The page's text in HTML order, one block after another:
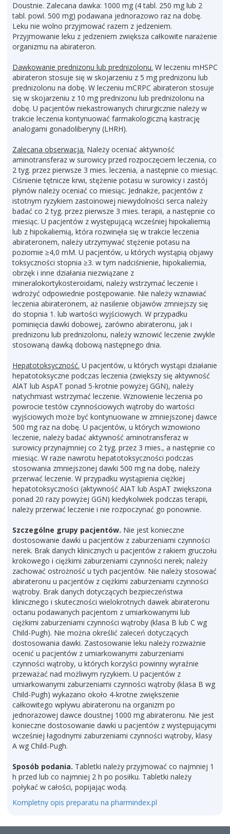
Doustnie. Zalecana dawka: 1000 mg (4 tabl. 250 mg lub 2
tabl. powl. 500 mg) podawana jednorazowo raz na dobę.
Leku nie wolno przyjmować razem z jedzeniem.
Przyjmowanie leku z jedzeniem zwiększa całkowite narażenie
organizmu na abirateron.
Dawkowanie prednizonu lub prednizolonu. W leczeniu mHSPC
abirateron stosuje się w skojarzeniu z 5 mg prednizonu lub
prednizolonu na dobę. W leczeniu mCRPC abirateron stosuje
się w skojarzeniu z 10 mg prednizonu lub prednizolonu na
dobę. U pacjentów niekastrowanych chirurgicznie należy w
trakcie leczenia kontynuować farmakologiczną kastrację
analogami gonadoliberyny (LHRH).
Zalecana obserwacja. Należy oceniać aktywność
aminotransferaz w surowicy przed rozpoczęciem leczenia, co
2 tyg. przez pierwsze 3 mies. leczenia, a następnie co miesiąc.
Ciśnienie tętnicze krwi, stężenie potasu w surowicy i zastój
płynów należy oceniać co miesiąc. Jednakże, pacjentów z
istotnym ryzykiem zastoinowej niewydolności serca należy
badać co 2 tyg. przez pierwsze 3 mies. terapii, a następnie co
miesiąc. U pacjentów z występującą wcześniej hipokaliemią
lub z hipokaliemią, która rozwinęła się w trakcie leczenia
abirateronem, należy utrzymywać stężenie potasu na
poziomie ≥4,0 mM. U pacjentów, u których wystąpią objawy
toksyczności stopnia ≥3. w tym nadciśnienie, hipokaliemia,
obrzęk i inne działania niezwiązane z
mineralokortykosteroidami, należy wstrzymać leczenie i
wdrożyć odpowiednie postępowanie. Nie należy wznawiać
leczenia abirateronem, aż nasilenie objawów zmniejszy się
do stopnia 1. lub wartości wyjściowych. W przypadku
pominięcia dawki dobowej, zarówno abirateronu, jak i
prednizonu lub prednizolonu, należy wznowić leczenie zwykle
stosowaną dawką dobową następnego dnia.
Hepatotoksyczność. U pacjentów, u których wystąpi działanie
hepatotoksyczne podczas leczenia (zwiększy się aktywność
AlAT lub AspAT ponad 5-krotnie powyżej GGN), należy
natychmiast wstrzymać leczenie. Wznowienie leczenia po
powrocie testów czynnościowych wątroby do wartości
wyjściowych może być kontynuowane w zmniejszonej dawce
500 mg raz na dobę. U pacjentów, u których wznowiono
leczenie, należy badać aktywność aminotransferaz w
surowicy przynajmniej co 2 tyg. przez 3 mies., a następnie co
miesiąc. W razie nawrotu hepatotoksyczności podczas
stosowania zmniejszonej dawki 500 mg na dobę, należy
przerwać leczenie. W przypadku wystąpienia ciężkiej
hepatotoksyczności (aktywność AlAT lub AspAT zwiększona
ponad 20 razy powyżej GGN) kiedykolwiek podczas terapii,
należy przerwać leczenie i nie rozpoczynać go ponownie.
Szczególne grupy pacjentów. Nie jest konieczne
dostosowanie dawki u pacjentów z zaburzeniami czynności
nerek. Brak danych klinicznych u pacjentów z rakiem gruczołu
krokowego i ciężkimi zaburzeniami czynności nerek; należy
zachować ostrożność u tych pacjentów. Nie należy stosować
abirateronu u pacjentów z ciężkimi zaburzeniami czynności
wątroby. Brak danych dotyczących bezpieczeństwa
klinicznego i skuteczności wielokrotnych dawek abirateronu
octanu podawanych pacjentom z umiarkowanymi lub
ciężkimi zaburzeniami czynności wątroby (klasa B lub C wg
Child-Pugh). Nie można określić zaleceń dotyczących
dostosowania dawki. Zastosowanie leku należy rozważnie
ocenić u pacjentów z umiarkowanymi zaburzeniami
czynności wątroby, u których korzyści powinny wyraźnie
przeważać nad możliwym ryzykiem. U pacjentów z
umiarkowanymi zaburzeniami czynności wątroby (klasa B wg
Child-Pugh) wykazano około 4-krotne zwiększenie
całkowitego wpływu abirateronu na organizm po
jednorazowej dawce doustnej 1000 mg abirateronu. Nie jest
konieczne dostosowanie dawki u pacjentów z występującymi
wcześniej łagodnymi zaburzeniami czynności wątroby, klasy
A wg Child-Pugh.
Sposób podania. Tabletki należy przyjmować co najmniej 1
h przed lub co najmniej 2 h po posiłku. Tabletki należy
połykać w całości, popijając wodą.
Kompletny opis preparatu na pharmindex.pl